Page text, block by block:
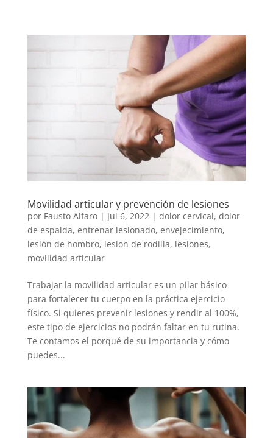
Movilidad articular y prevención de lesiones
por Fausto Alfaro| Jul 6, 2022| dolor cervical, dolor
de espalda, entrenar lesionado, envejecimiento,
lesión de hombro, lesion de rodilla, lesiones,
movilidad articular
Trabajar la movilidad articular es un pilar básico
para fortalecer tu cuerpo en la práctica ejercicio
físico. Si quieres prevenir lesiones y rendir al 100%,
este tipo de ejercicios no podrán faltar en tu rutina.
Te contamos el porqué de su importancia y cómo
puedes...